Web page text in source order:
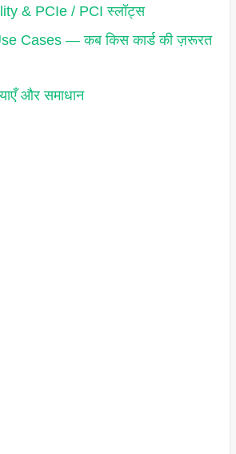
& PCIe / PCI स्लॉट्स
Cases — कब किस कार्ड की ज़रूरत
और समाधान